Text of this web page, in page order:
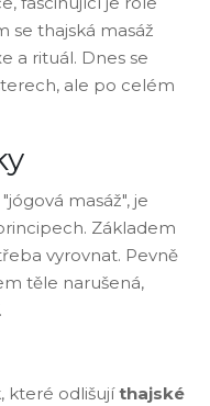
se thajská masáž
a rituál. Dnes se
ale po celém
masáž", je
Základem
vyrovnat. Pevně
těle narušená,
které odlišujíthajské